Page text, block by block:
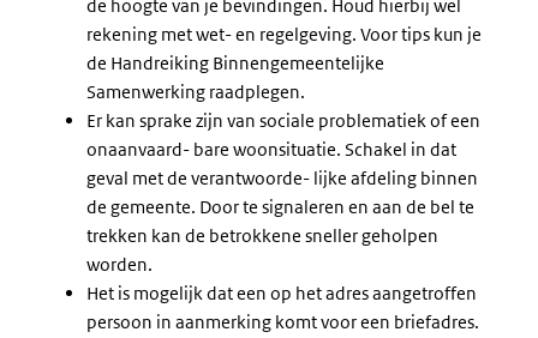
de hoogte van je bevindingen. Houd hierbij wel
rekening met wet- en regelgeving. Voor tips kun je
de Handreiking Binnengemeentelijke
Samenwerking raadplegen.
Er kan sprake zijn van sociale problematiek of een
onaanvaard- bare woonsituatie. Schakel in dat
geval met de verantwoorde- lijke afdeling binnen
de gemeente. Door te signaleren en aan de bel te
trekken kan de betrokkene sneller geholpen
worden.
Het is mogelijk dat een op het adres aangetroffen
persoon in aanmerking komt voor een briefadres.